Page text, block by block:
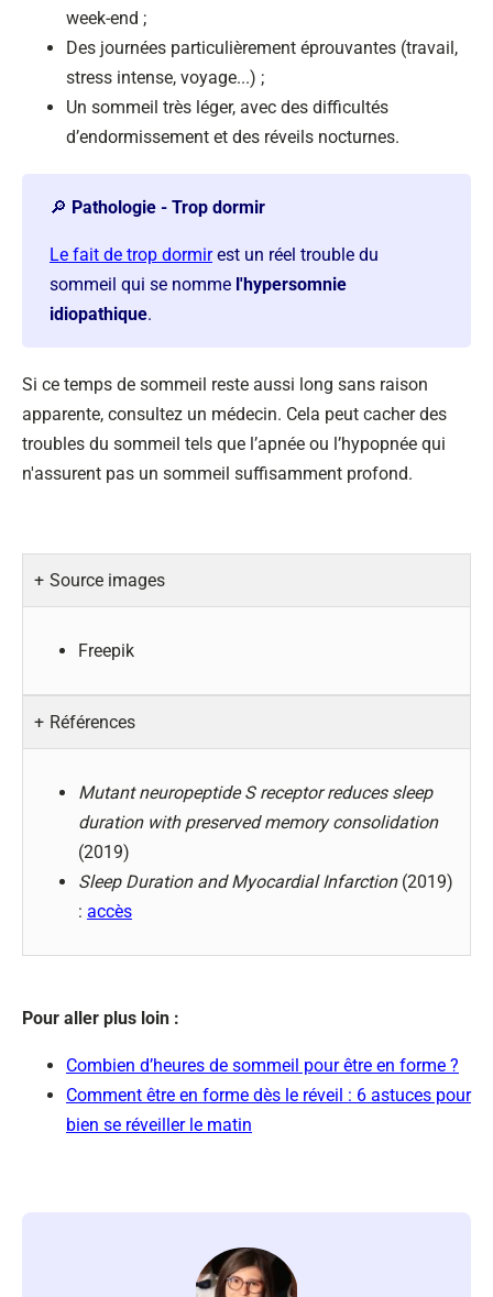
week-end ;
Des journées particulièrement éprouvantes (travail,
stress intense, voyage...) ;
Un sommeil très léger, avec des difficultés
d’endormissement et des réveils nocturnes.
🔎 Pathologie - Trop dormir
Le fait de trop dormirest un réel trouble du
sommeil qui se nomme l'hypersomnie
idiopathique.
Si ce temps de sommeil reste aussi long sans raison
apparente, consultez un médecin. Cela peut cacher des
troubles du sommeil tels que l’apnée ou l’hypopnée qui
n'assurent pas un sommeil suffisamment profond.
Source images
Freepik
Références
Mutant neuropeptide S receptor reduces sleep
duration with preserved memory consolidation
(2019)
Sleep Duration and Myocardial Infarction(2019)
: accès
Pour aller plus loin :
Combien d’heures de sommeil pour être en forme ?
Comment être en forme dès le réveil : 6 astuces pour
bien se réveiller le matin